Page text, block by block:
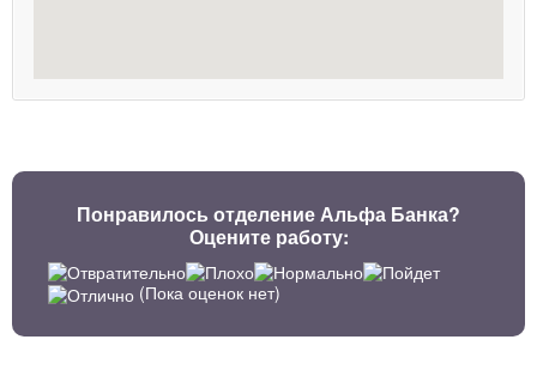
Понравилось отделение Альфа Банка?
Оцените работу:
(Пока оценок нет)